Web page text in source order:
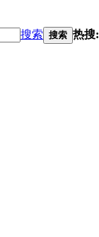
搜索 搜索 热搜: